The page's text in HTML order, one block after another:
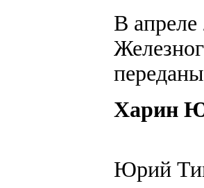
В апреле
Харин
Юрий